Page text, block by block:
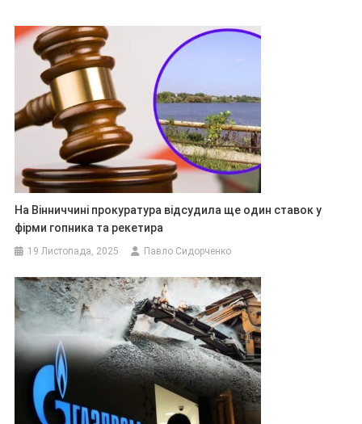
На Вінниччині прокуратура відсудила ще один ставок у
фірми гопника та рекетира
19 Листопада, 2025 Павло Сидорченко